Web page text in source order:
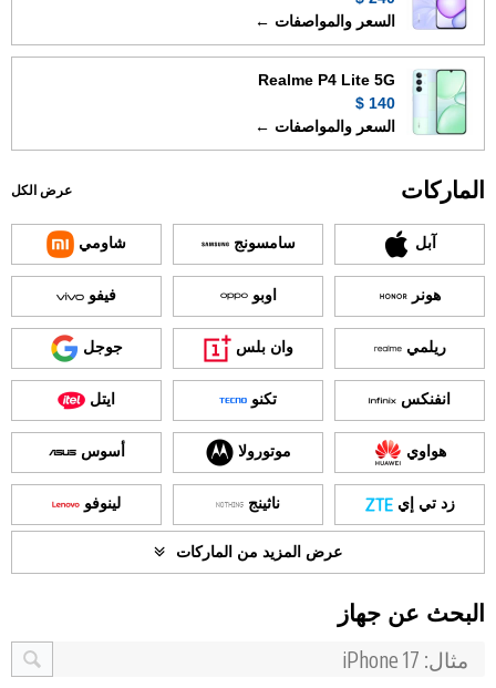
السعر والمواصفات ←
Realme P4 Lite 5G
140 $
السعر والمواصفات ←
الماركات عرض الكل
آبل سامسونج شاومي
هونر اوبو فيفو
ريلمي وان بلس جوجل
انفنكس تكنو ايتل
هواوي موتورولا أسوس
زد تي إي ناثينج لينوفو
عرض المزيد من الماركات
البحث عن جهاز